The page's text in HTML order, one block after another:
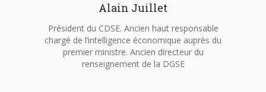
Alain Juillet
Président du CDSE. Ancien haut responsable
chargé de l’intelligence économique auprès du
premier ministre. Ancien directeur du
renseignement de la DGSE